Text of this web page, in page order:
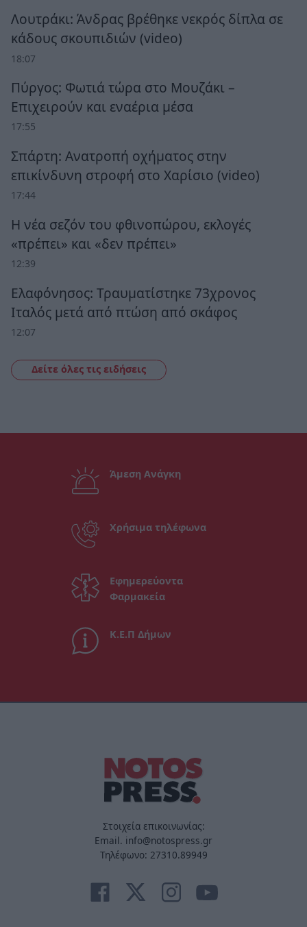
Λουτράκι: Άνδρας βρέθηκε νεκρός δίπλα σε
κάδους σκουπιδιών (video)
18:07
Πύργος: Φωτιά τώρα στο Μουζάκι –
Επιχειρούν και εναέρια μέσα
17:55
Σπάρτη: Ανατροπή οχήματος στην
επικίνδυνη στροφή στο Χαρίσιο (video)
17:44
Η νέα σεζόν του φθινοπώρου, εκλογές
«πρέπει» και «δεν πρέπει»
12:39
Ελαφόνησος: Τραυματίστηκε 73χρονος
Ιταλός μετά από πτώση από σκάφος
12:07
Δείτε όλες τις ειδήσεις
Άμεση Ανάγκη
Χρήσιμα τηλέφωνα
Εφημερεύοντα
Φαρμακεία
Κ.Ε.Π Δήμων
Στοιχεία επικοινωνίας:
Email. info@notospress.gr
Τηλέφωνο: 27310.89949